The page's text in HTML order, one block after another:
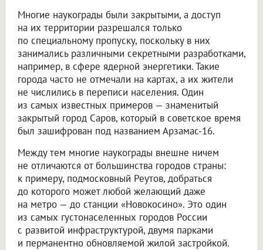
Многие наукограды были закрытыми, а доступ
на их территории разрешался только
по специальному пропуску, поскольку в них
занимались различными секретными разработками,
например, в сфере ядерной энергетики. Такие
города часто не отмечали на картах, а их жители
не числились в переписи населения. Один
из самых известных примеров — знаменитый
закрытый город Саров, который в советское время
был зашифрован под названием Арзамас-16.
Между тем многие наукограды внешне ничем
не отличаются от большинства городов страны:
к примеру, подмосковный Реутов, добраться
до которого может любой желающий даже
на метро — до станции «Новокосино». Это один
из самых густонаселенных городов России
с развитой инфраструктурой, двумя парками
и перманентно обновляемой жилой застройкой.